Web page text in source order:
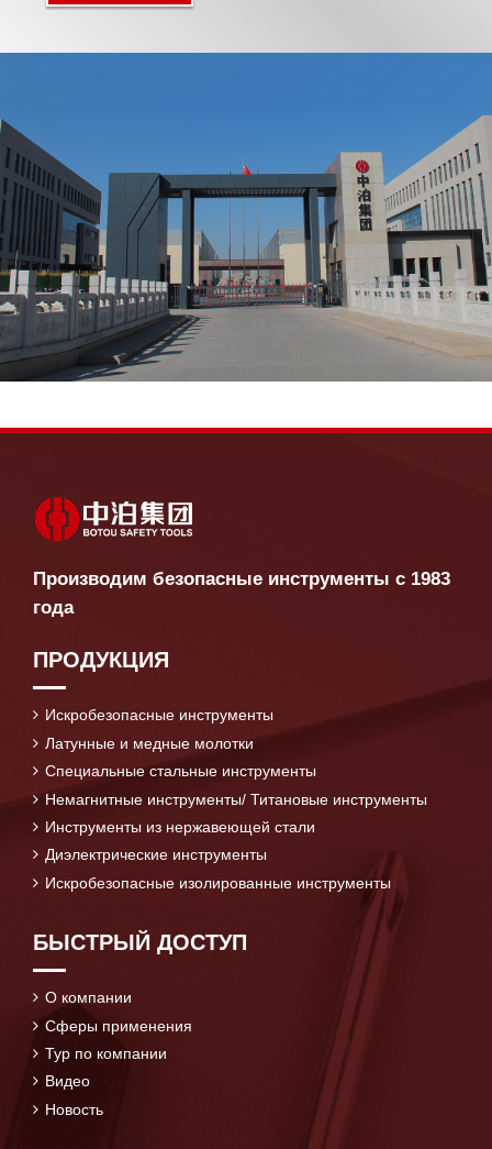
Производим безопасные инструменты с 1983
года
ПРОДУКЦИЯ
Искробезопасные инструменты
Латунные и медные молотки
Специальные стальные инструменты
Немагнитные инструменты/ Титановые инструменты
Инструменты из нержавеющей стали
Диэлектрические инструменты
Искробезопасные изолированные инструменты
БЫСТРЫЙ ДОСТУП
О компании
Сферы применения
Тур по компании
Видео
Новость